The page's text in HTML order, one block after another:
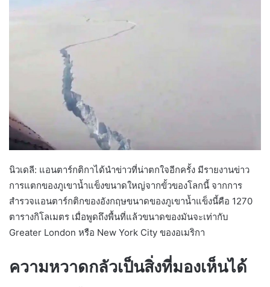
นิวเดลี: แอนตาร์กติกาได้นำข่าวที่น่าตกใจอีกครั้ง มีรายงานข่าว
การแตกของภูเขาน้ำแข็งขนาดใหญ่จากขั้วของโลกนี้ จากการ
สำรวจแอนตาร์กติกของอังกฤษขนาดของภูเขาน้ำแข็งนี้คือ 1270
ตารางกิโลเมตร เมื่อพูดถึงพื้นที่แล้วขนาดของมันจะเท่ากับ
Greater London หรือ New York City ของอเมริกา
ความหวาดกลัวเป็นสิ่งที่มองเห็นได้